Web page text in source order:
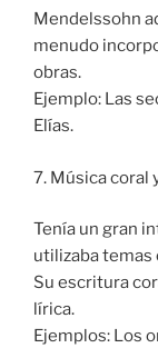
Mendelssohn
menudo
obras.
Ejemplo: Las
Elías.
7. Música coral
Tenía un gran
utilizaba
Su escritura
lírica.
Ejemplos: Los